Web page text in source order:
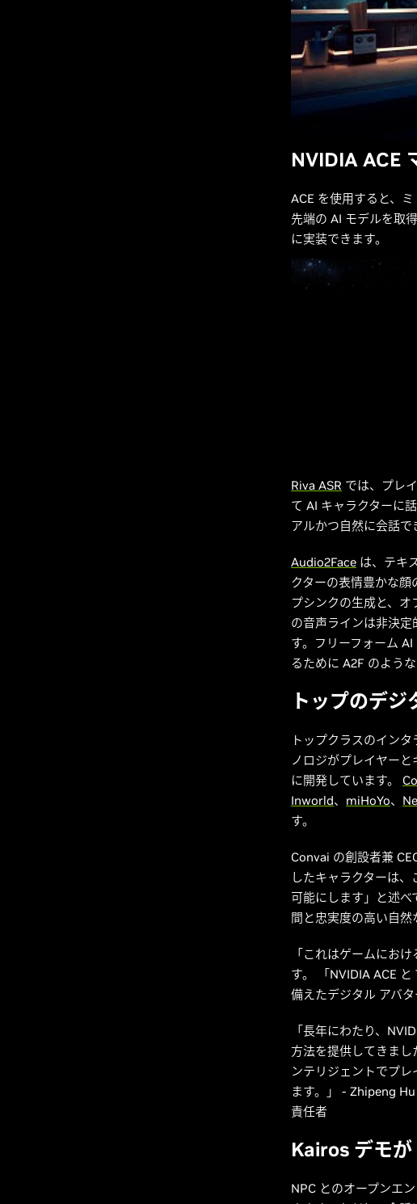
NVIDIA ACE
ACE を使用すると、
先端の AI モデルを取
に実装できます。
Riva ASR では、プレ
て AI キャラクターに
アルかつ自然に会話で
Audio2Face は、テキ
クターの表情豊かな
プシンクの生成と、
の音声ラインは非決
す。フリーフォーム
るために A2F のよう
トップのデ
トップクラスのイン
ノロジがプレイヤー
に開発しています。
Inworld、 miHoYo、
す。
Convai の創設者兼
したキャラクターは
可能にします」と述べ
間と忠実度の高い自然
「これはゲームにお
す。 「NVIDIA ACE
備えたデジタル アバ
「長年にわたり、
方法を提供してきまし
ンテリジェントでプ
ます。」 - Zhipeng
責任者
Kairos デモ
NPC とのオープンエ